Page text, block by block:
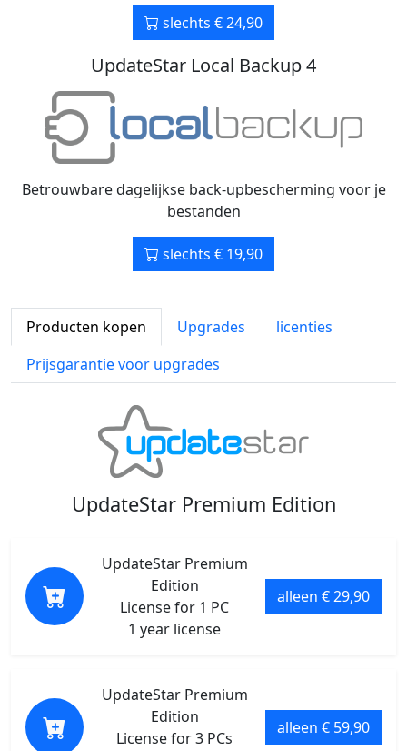
slechts € 24,90
UpdateStar Local Backup 4
Betrouwbare dagelijkse back-upbescherming voor je
bestanden
slechts € 19,90
Producten kopen Upgrades
licenties
Prijsgarantie voor upgrades
UpdateStar Premium Edition
UpdateStar Premium
Edition
License for 1 PC
1 year license
alleen € 29,90
UpdateStar Premium
Edition
License for 3 PCs
alleen € 59,90